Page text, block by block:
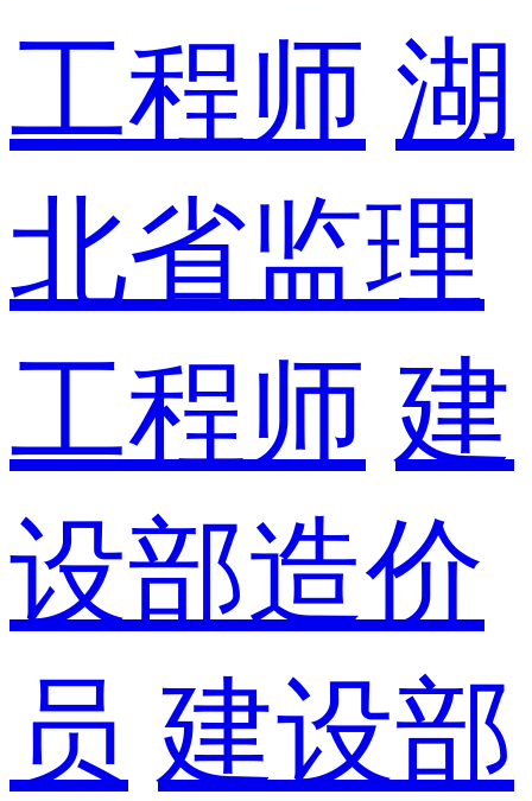
工程师 湖
北省监理
工程师 建
设部造价
员 建设部